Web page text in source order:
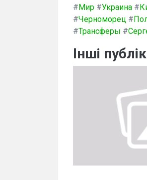
#Мир #Украина #
#Черноморец #
#Трансферы #
Інші